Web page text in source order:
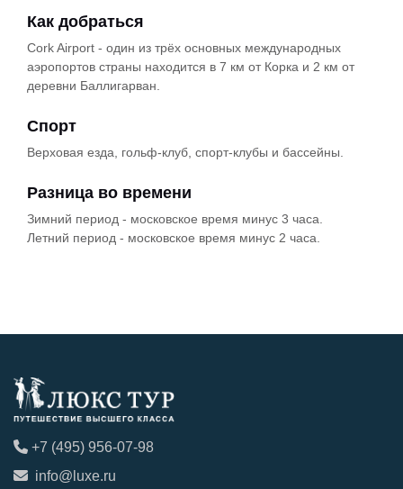
Как добраться
Cork Airport - один из трёх основных международных
аэропортов страны находится в 7 км от Корка и 2 км от
деревни Баллигарван.
Спорт
Верховая езда, гольф-клуб, спорт-клубы и бассейны.
Разница во времени
Зимний период - московское время минус 3 часа.
Летний период - московское время минус 2 часа.
+7 (495) 956-07-98
info@luxe.ru